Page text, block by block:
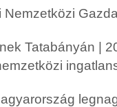
Tatabányán |